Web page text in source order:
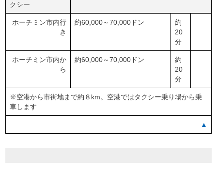
クシー
ホーチミン市内行
き
約60,000～70,000ドン
約
20
分
ホーチミン市内か
ら
約60,000～70,000ドン
約
20
分
※空港から市街地まで約８km。空港ではタクシー乗り場から乗
車します
▲